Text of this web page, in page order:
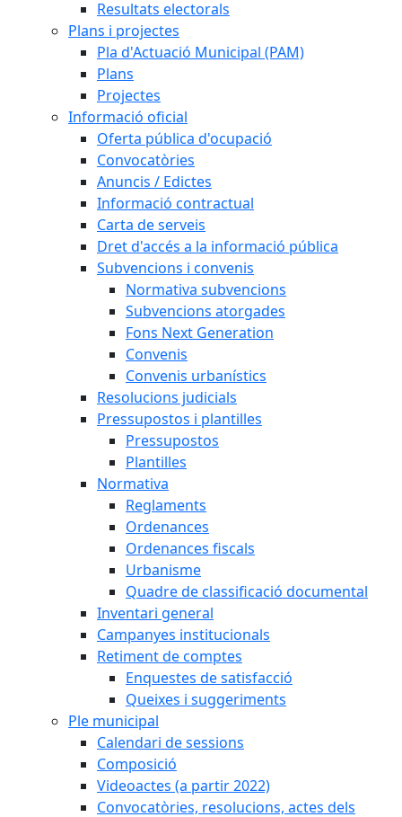
Resultats electorals
Plans i projectes
Pla d'Actuació Municipal (PAM)
Plans
Projectes
Informació oficial
Oferta pública d'ocupació
Convocatòries
Anuncis / Edictes
Informació contractual
Carta de serveis
Dret d'accés a la informació pública
Subvencions i convenis
Normativa subvencions
Subvencions atorgades
Fons Next Generation
Convenis
Convenis urbanístics
Resolucions judicials
Pressupostos i plantilles
Pressupostos
Plantilles
Normativa
Reglaments
Ordenances
Ordenances fiscals
Urbanisme
Quadre de classificació documental
Inventari general
Campanyes institucionals
Retiment de comptes
Enquestes de satisfacció
Queixes i suggeriments
Ple municipal
Calendari de sessions
Composició
Videoactes (a partir 2022)
Convocatòries, resolucions, actes dels